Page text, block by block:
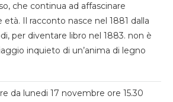
che continua ad affascinare
Il racconto nasce nel 1881 dalla
per diventare libro nel 1883. non è
inquieto di un’anima di legno
da lunedi 17 novembre ore 15.30